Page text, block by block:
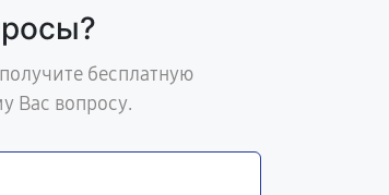
бесплатную
Вас вопросу.